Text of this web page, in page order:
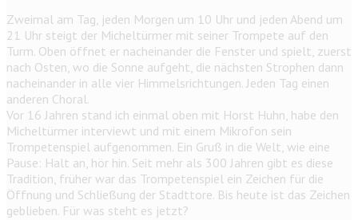
Zweimal am Tag, jeden Morgen um 10 Uhr und jeden Abend um
21 Uhr steigt der Micheltürmer mit seiner Trompete auf den
Turm. Oben öffnet er nacheinander die Fenster und spielt, zuerst
nach Osten, wo die Sonne aufgeht, die nächsten Strophen dann
nacheinander in alle vier Himmelsrichtungen. Jeden Tag einen
anderen Choral.
Vor 16 Jahren stand ich einmal oben mit Horst Huhn, habe den
Micheltürmer interviewt und mit einem Mikrofon sein
Trompetenspiel aufgenommen. Ein Gruß in die Welt, wie eine
Pause: Halt an, hör hin. Seit mehr als 300 Jahren gibt es diese
Tradition, früher war das Trompetenspiel ein Zeichen für die
Öffnung und Schließung der Stadttore. Bis heute ist das Zeichen
geblieben. Für was steht es jetzt?